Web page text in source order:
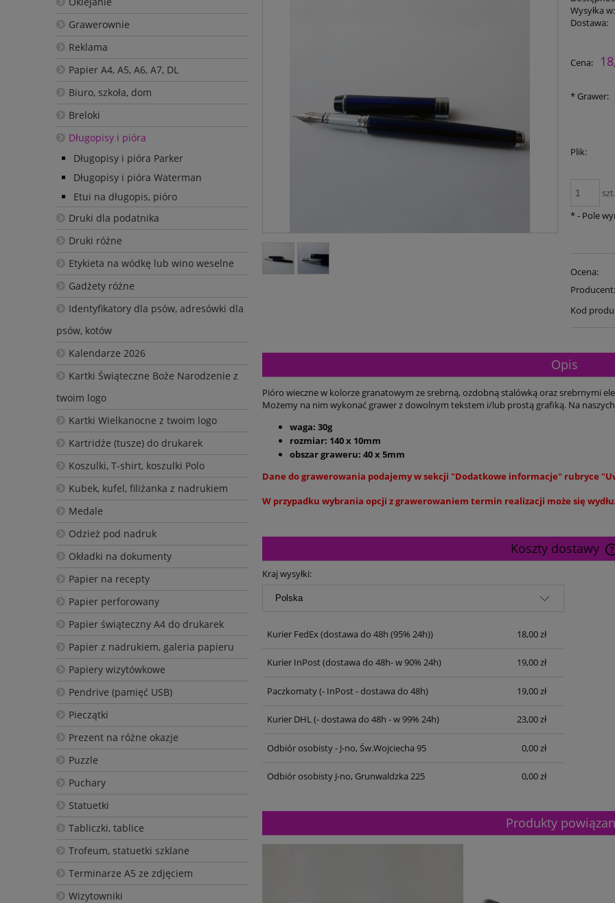
Grawerownie
Reklama
Papier A4, A5, A6, A7, DL
Biuro, szkoła, dom
Breloki
Długopisy i pióra
Długopisy i pióra Parker
Długopisy i pióra Waterman
Etui na długopis, pióro
Druki dla podatnika
Druki różne
Etykieta na wódkę lub wino weselne
Gadżety różne
Identyfikatory dla psów, adresówki dla
psów, kotów
Kalendarze 2026
Kartki Świąteczne Boże Narodzenie z
twoim logo
Kartki Wielkanocne z twoim logo
Kartridże (tusze) do drukarek
Koszulki, T-shirt, koszulki Polo
Kubek, kufel, filiżanka z nadrukiem
Medale
Odzież pod nadruk
Okładki na dokumenty
Papier na recepty
Papier perforowany
Papier świąteczny A4 do drukarek
Papier z nadrukiem, galeria papieru
Papiery wizytówkowe
Pendrive (pamięć USB)
Pieczątki
Prezent na różne okazje
Puzzle
Puchary
Statuetki
Tabliczki, tablice
Trofeum, statuetki szklane
Terminarze A5 ze zdjęciem
Wizytowniki
Wysyłka w:
Dostawa:
Cena:
* Grawer:
Plik:
*- Pole
Ocena:
Kod
Opis
Pióro wieczne w kolorze granatowym ze srebrną, ozdobną stalówką oraz srebrnymi
Możemy na nim wykonać grawer z dowolnym tekstem i/lub prostą grafiką. Na
waga: 30g
rozmiar: 140 x 10mm
obszar graweru: 40 x 5mm
Dane do grawerowania podajemy w sekcji "Dodatkowe informacje" rubryce
W przypadku wybrania opcji z grawerowaniem termin realizacji może się
Koszty dostawy
Kraj wysyłki:
Kurier FedEx(dostawa do 48h (95% 24h)) 18,00 zł
Kurier InPost(dostawa do 48h- w 90% 24h) 19,00 zł
Paczkomaty(- InPost - dostawa do 48h) 19,00 zł
Kurier DHL(- dostawa do 48h - w 99% 24h) 23,00 zł
Odbiór osobisty - J-no, Św.Wojciecha 95 0,00 zł
Odbiór osobisty J-no, Grunwaldzka 225 0,00 zł
Produkty